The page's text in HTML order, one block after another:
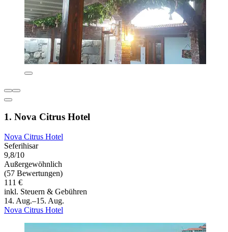
1. Nova Citrus Hotel
Nova Citrus Hotel
Seferihisar
9,8/10
Außergewöhnlich
(57 Bewertungen)
111 €
inkl. Steuern & Gebühren
14. Aug.–15. Aug.
Nova Citrus Hotel